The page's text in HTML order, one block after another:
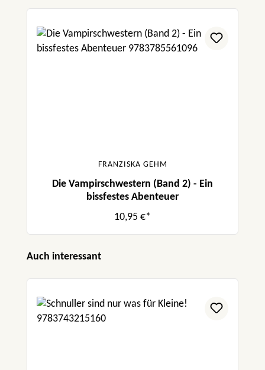
FRANZISKA GEHM
Die Vampirschwestern (Band 2) - Ein
bissfestes Abenteuer
10,95 €*
Produktgalerie überspringen
Auch interessant